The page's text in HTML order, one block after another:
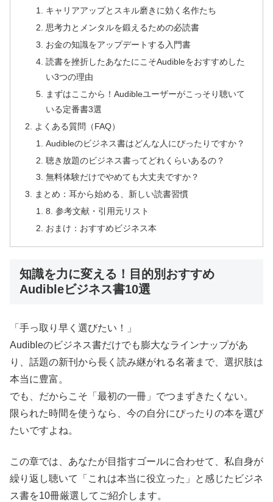
キャリアアップとスキル磨きに効く名作たち
思考力とメンタルを鍛えるための必読書
お金の知識をアップデートする入門書
読書を挫折したあなたにこそAudibleをおすすめした
い3つの理由
まずはここから！Audibleユーザーがこっそり聴いて
いる定番書3選
よくある質問（FAQ）
Audibleのビジネス書はどんな人にぴったりですか？
聴き放題のビジネス書ってどれくらいあるの？
無料体験だけでやめても大丈夫ですか？
まとめ：耳から始める、新しい読書習慣
8. 参考文献・引用元リスト
おまけ：おすすめビジネス本
知識を力に変える！目的別おすすめ
Audibleビジネス書10選
「手っ取り早く選びたい！」
Audibleのビジネス書だけでも膨大なラインナップがあ
り、話題の新刊から長く読み継がれる名著まで、選択肢は
本当に豊富。
でも、だからこそ「最初の一冊」でつまずきたくない。
限られた時間を使うなら、今の自分にぴったりの本を選び
たいですよね。
この章では、あなたが目指すゴールに合わせて、私自身が
繰り返し聴いて「これは本当に役立った」と感じたビジネ
ス書を10冊厳選してご紹介します。